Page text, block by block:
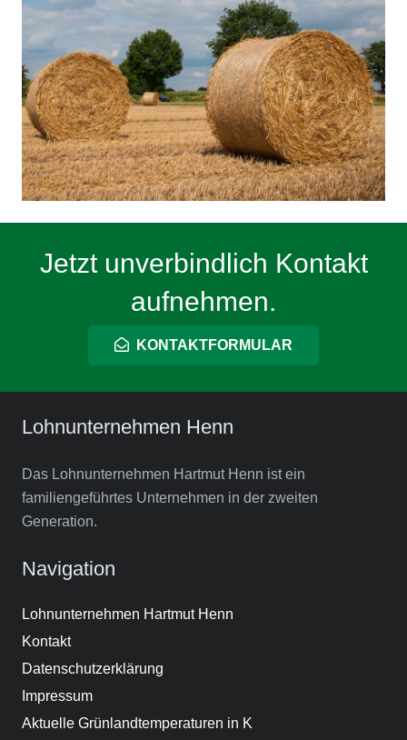
Jetzt unverbindlich Kontakt
aufnehmen.
KONTAKTFORMULAR
Lohnunternehmen Henn
Das Lohnunternehmen Hartmut Henn ist ein
familiengeführtes Unternehmen in der zweiten
Generation.
Navigation
Lohnunternehmen Hartmut Henn
Kontakt
Datenschutzerklärung
Impressum
Aktuelle Grünlandtemperaturen in K